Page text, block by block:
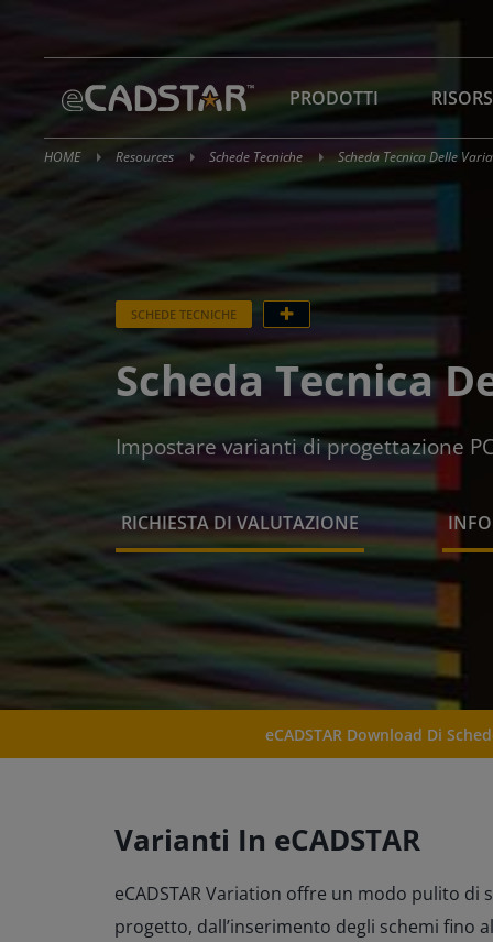
PRODOTTI
HOME Resources Schede Tecniche Scheda Tecnica Delle
SCHEDE TECNICHE
Scheda Tecnica
Impostare varianti di progettazione
RICHIESTA DI VALUTAZIONE
eCADSTAR Download Di
Varianti In eCADSTAR
eCADSTAR Variation offre un modo pulito
progetto, dall’inserimento degli schemi fino